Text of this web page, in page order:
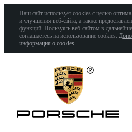
Наш сайт использует cookies с целью
и улучшения веб-сайта, а также
функций. Пользуясь веб-сайтом в
соглашаетесь на использование cookies.
информация о cookies.